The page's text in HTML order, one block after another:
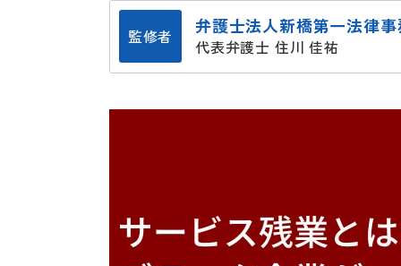
監修者 弁護士法人新橋第一法律
代表弁護士 住川 佳祐